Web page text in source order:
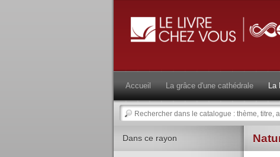
Accueil La grâce d'une cathédrale La
Dans ce rayon